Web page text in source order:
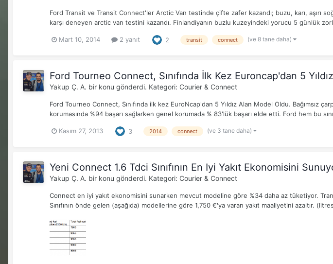
Ford Transit ve Transit Connect'ler Arctic Van testinde çifte zafer kazandı; buzu, karı, aşırı
karşı deneyen arctic van testini kazandı. Finlandiyanın buzlu kuzeyindeki yorucu 5 günlük
Mart 10, 2014 2 yanıt 2 transit connect (ve 8 tane daha)
Ford Tourneo Connect, Sınıfında İlk Kez Euroncap'dan 5
Yakup Ç. A. bir konu gönderdi. Kategori: Courier & Connect
Ford Tourneo Connect, Sınıfında ilk kez EuroNcap'dan 5 Yıldız Alan Model Oldu. Bağımsız
korumasında %94 başarı sağlarken genel korumada % 83'lük başarı elde etti. Ford hem bu
Kasım 27, 2013 3 2014 connect (ve 3 tane daha)
Yeni Connect 1.6 Tdci Sınıfının En Iyi Yakıt Ekonomisini
Yakup Ç. A. bir konu gönderdi. Kategori: Courier & Connect
Connect en iyi yakıt ekonomisini sunarken mevcut modeline göre %34 daha az tüketiyor.
Sınıfının önde gelen (aşağıda) modellerine göre 1,750 €'ya varan yakıt maaliyetini azaltır.